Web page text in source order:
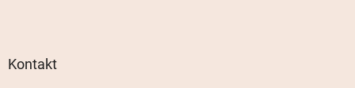
Kontakt